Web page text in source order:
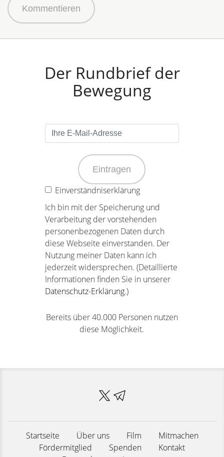
Kommentieren
Der Rundbrief der
Bewegung
Eintragen
Einverständniserklärung
Ich bin mit der Speicherung und
Verarbeitung der vorstehenden
personenbezogenen Daten durch
diese Webseite einverstanden. Der
Nutzung meiner Daten kann ich
jederzeit widersprechen. (Detaillierte
Informationen finden Sie in unserer
Datenschutz-Erklärung.)
Bereits über 40.000 Personen nutzen
diese Möglichkeit.
Startseite Über uns Film
Mitmachen
Fördermitglied
Spenden
Kontakt